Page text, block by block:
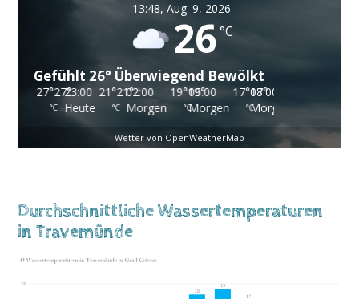
13:48, Aug. 9, 2026
26 °C
Gefühlt 26° Überwiegend Bewölkt
°
Heute
23:00 21°21 °
°C Morgen
02:00 19° °
°CMorgen
05:00 17° °
°CMorgen
08:00 20
°C
Wetter von OpenWeatherMap
Durchschnittliche Wassertemperaturen
in Travemünde